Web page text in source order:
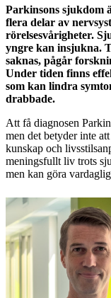
Parkinsons sjukdom
flera delar av
rörelsesvårigheter.
yngre kan insjukna.
saknas, pågår
Under tiden finns
som kan lindra
drabbade.
Att få diagnosen
men det betyder inte
kunskap och
meningsfullt liv trots
men kan göra